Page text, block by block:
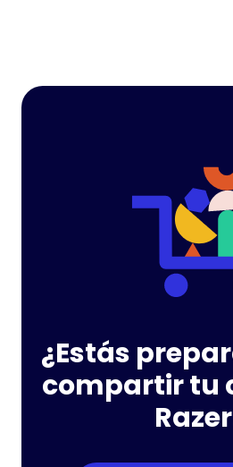
¿Estás
compartir tu